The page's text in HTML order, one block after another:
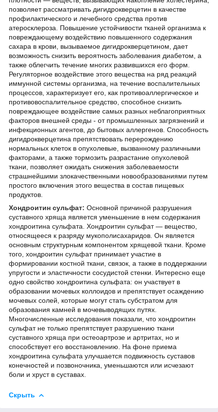
позволяет рассматривать дигидрокверцетин в качестве
профилактического и лечебного средства против
атеросклероза. Повышение устойчивости тканей организма к
повреждающему воздействию повышенного содержания
сахара в крови, вызываемое дигидрокверцетином, дает
возможность снизить вероятность заболевания диабетом, а
также облегчить течение многих развившихся его форм.
Регуляторное воздействие этого вещества на ряд реакций
иммунной системы организма, на течение воспалительных
процессов, характеризует его, как противоаллергическое и
противовоспалительное средство, способное снизить
повреждающее воздействие самых разных неблагоприятных
факторов внешней среды - от промышленных загрязнений и
инфекционных агентов, до бытовых аллергенов. Способность
дигидрокверцетина препятствовать перерождению
нормальных клеток в опухолевые, вызванному различными
факторами, а также тормозить разрастание опухолевой
ткани, позволяет ожидать снижения заболеваемости
страшнейшими злокачественными новообразованиями путем
простого включения этого вещества в состав пищевых
продуктов.
Хондроитин сульфат: Основной причиной разрушения
суставного хряща является уменьшение в нем содержания
хондроитина сульфата. Хондроитин сульфат — вещество,
относящееся к разряду мукополисахаридов. Он является
основным структурным компонентом хрящевой ткани. Кроме
того, хондроитин сульфат принимает участие в
формировании костной ткани, связок, а также в поддержании
упругости и эластичности сосудистой стенки. Интересно еще
одно свойство хондроитина сульфата: он участвует в
образовании мочевых коллоидов и препятствует осаждению
мочевых солей, которые могут стать субстратом для
образования камней в мочевыводящих путях.
Многочисленные исследования показали, что хондроитин
сульфат не только препятствует разрушению ткани
суставного хряща при остеоартрозе и артритах, но и
способствует его восстановлению. На фоне приема
хондроитина сульфата улучшается подвижность суставов
конечностей и позвоночника, уменьшаются или исчезают
боли и хруст в суставах.
Скрыть